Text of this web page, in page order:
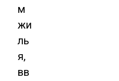
м
жи
ль
я,
вв